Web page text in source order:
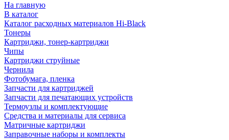
На главную
В каталог
Каталог расходных материалов Hi-Black
Тонеры
Картриджи, тонер-картриджи
Чипы
Картриджи струйные
Чернила
Фотобумага, пленка
Запчасти для картриджей
Запчасти для печатающих устройств
Термоузлы и комплектующие
Средства и материалы для сервиса
Матричные картриджи
Заправочные наборы и комплекты